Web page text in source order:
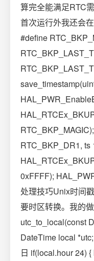
算完全能满足RTC
首次运行外我还会
#define
RTC_BKP_DR1, ts
0xFFFF);
处理技巧Unix时间
要时区转换。我的
utc_to_local(const
DateTime local
日 if(local.hour 24)